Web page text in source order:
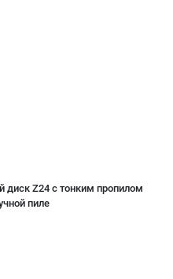
диск Z24 с тонким пропилом
пиле